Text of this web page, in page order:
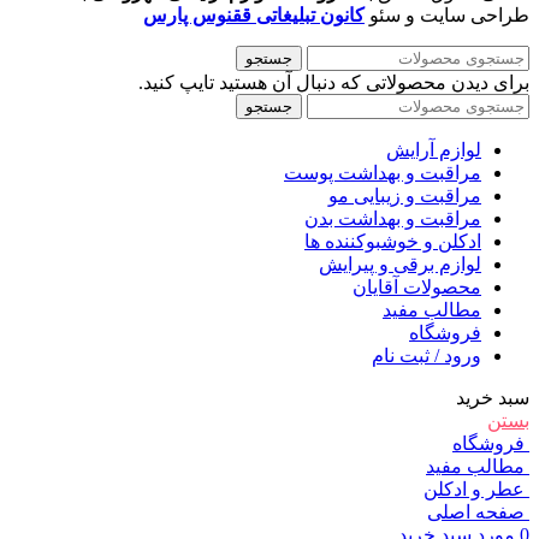
طراحی سایت و سئوکانون تبلیغاتی ققنوس پارس
جستجو
برای دیدن محصولاتی که دنبال آن هستید تایپ کنید.
جستجو
لوازم آرایش
مراقبت و بهداشت پوست
مراقبت و زیبایی مو
مراقبت و بهداشت بدن
ادکلن و خوشبوکننده ها
لوازم برقی و پیرایش
محصولات آقایان
مطالب مفید
فروشگاه
ورود / ثبت نام
سبد خرید
بستن
فروشگاه
مطالب مفید
عطر و ادکلن
صفحه اصلی